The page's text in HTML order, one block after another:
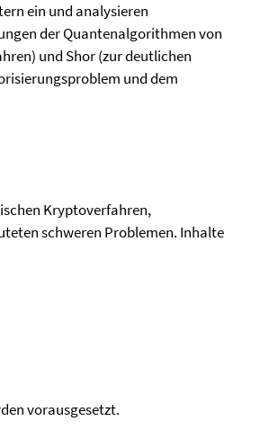
ein und analysieren
der Quantenalgorithmen von
und Shor (zur deutlichen
und dem
Kryptoverfahren,
schweren Problemen. Inhalte
vorausgesetzt.